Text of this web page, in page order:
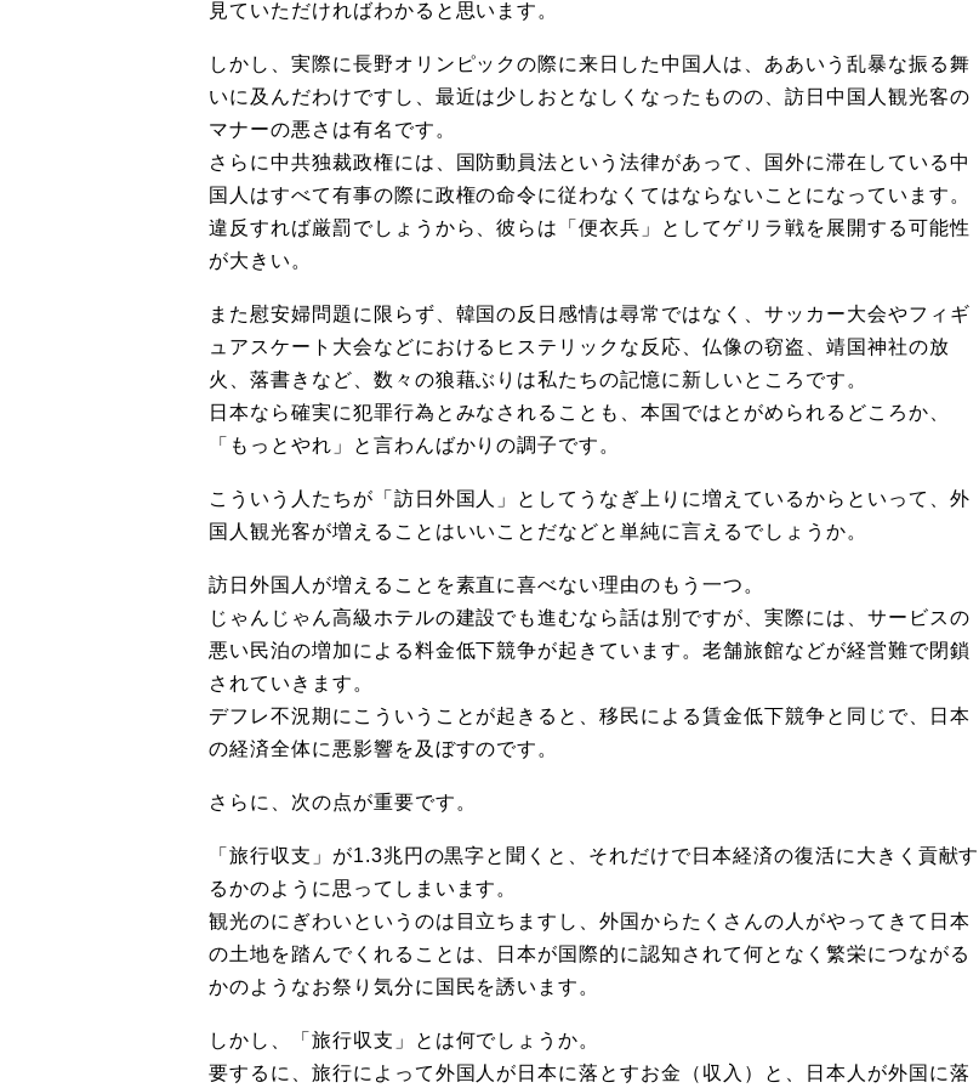
見ていただければわかると思います。
しかし、実際に長野オリンピックの際に来日した中国人は、ああいう乱暴な振る舞
いに及んだわけですし、最近は少しおとなしくなったものの、訪日中国人観光客の
マナーの悪さは有名です。
さらに中共独裁政権には、国防動員法という法律があって、国外に滞在している中
国人はすべて有事の際に政権の命令に従わなくてはならないことになっています。
違反すれば厳罰でしょうから、彼らは「便衣兵」としてゲリラ戦を展開する可能性
が大きい。
また慰安婦問題に限らず、韓国の反日感情は尋常ではなく、サッカー大会やフィギ
ュアスケート大会などにおけるヒステリックな反応、仏像の窃盗、靖国神社の放
火、落書きなど、数々の狼藉ぶりは私たちの記憶に新しいところです。
日本なら確実に犯罪行為とみなされることも、本国ではとがめられるどころか、
「もっとやれ」と言わんばかりの調子です。
こういう人たちが「訪日外国人」としてうなぎ上りに増えているからといって、外
国人観光客が増えることはいいことだなどと単純に言えるでしょうか。
訪日外国人が増えることを素直に喜べない理由のもう一つ。
じゃんじゃん高級ホテルの建設でも進むなら話は別ですが、実際には、サービスの
悪い民泊の増加による料金低下競争が起きています。老舗旅館などが経営難で閉鎖
されていきます。
デフレ不況期にこういうことが起きると、移民による賃金低下競争と同じで、日本
の経済全体に悪影響を及ぼすのです。
さらに、次の点が重要です。
「旅行収支」が1.3兆円の黒字と聞くと、それだけで日本経済の復活に大きく貢献す
るかのように思ってしまいます。
観光のにぎわいというのは目立ちますし、外国からたくさんの人がやってきて日本
の土地を踏んでくれることは、日本が国際的に認知されて何となく繁栄につながる
かのようなお祭り気分に国民を誘います。
しかし、「旅行収支」とは何でしょうか。
要するに、旅行によって外国人が日本に落とすお金（収入）と、日本人が外国に落